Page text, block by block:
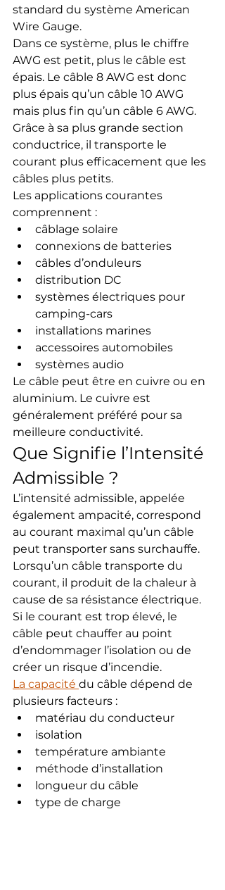
standard du système American
Wire Gauge.
Dans ce système, plus le chiffre
AWG est petit, plus le câble est
épais. Le câble 8 AWG est donc
plus épais qu’un câble 10 AWG
mais plus fin qu’un câble 6 AWG.
Grâce à sa plus grande section
conductrice, il transporte le
courant plus efficacement que les
câbles plus petits.
Les applications courantes
comprennent :
câblage solaire
connexions de batteries
câbles d’onduleurs
distribution DC
systèmes électriques pour
camping-cars
installations marines
accessoires automobiles
systèmes audio
Le câble peut être en cuivre ou en
aluminium. Le cuivre est
généralement préféré pour sa
meilleure conductivité.
Que Signifie l’Intensité
Admissible ?
L’intensité admissible, appelée
également ampacité, correspond
au courant maximal qu’un câble
peut transporter sans surchauffe.
Lorsqu’un câble transporte du
courant, il produit de la chaleur à
cause de sa résistance électrique.
Si le courant est trop élevé, le
câble peut chauffer au point
d’endommager l’isolation ou de
créer un risque d’incendie.
La capacité du câble dépend de
plusieurs facteurs :
matériau du conducteur
isolation
température ambiante
méthode d’installation
longueur du câble
type de charge